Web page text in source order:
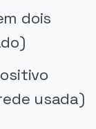
dois
usada)